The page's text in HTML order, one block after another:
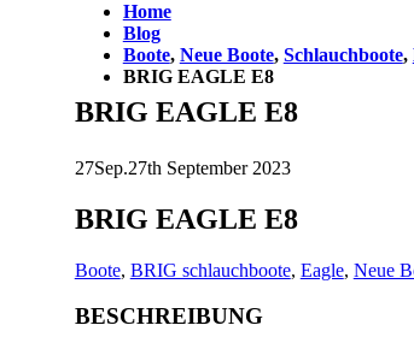
Home
Blog
Boote, Neue Boote, Schlauchboote,
BRIG EAGLE E8
BRIG EAGLE E8
27Sep.27th September 2023
BRIG EAGLE E8
Boote, BRIG schlauchboote, Eagle, Neue
BESCHREIBUNG